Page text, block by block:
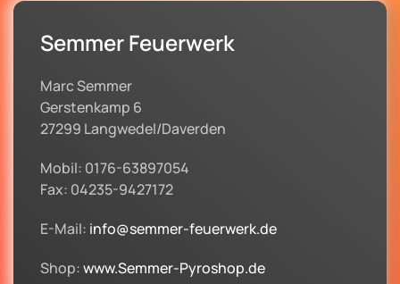
Semmer Feuerwerk
Marc Semmer
Gerstenkamp 6
27299 Langwedel/Daverden
Mobil: 0176-63897054
Fax: 04235-9427172
E-Mail: info@semmer-feuerwerk.de
Shop:www.Semmer-Pyroshop.de